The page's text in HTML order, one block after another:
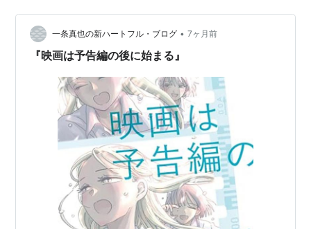
一条真也の新ハートフル・ブログ • 7ヶ月前
『映画は予告編の後に始まる』